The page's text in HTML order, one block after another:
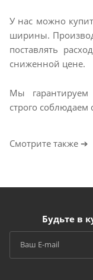
У нас можно
ширины.
поставлять
сниженной цене.
Мы гарантируем
строго соблюдаем
Смотрите также ➔
Будьте в